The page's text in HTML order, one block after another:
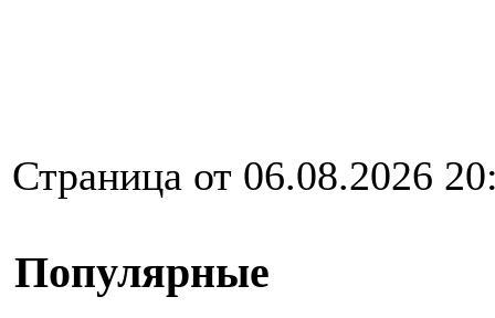
Страница от 06.08.2026
Популярные